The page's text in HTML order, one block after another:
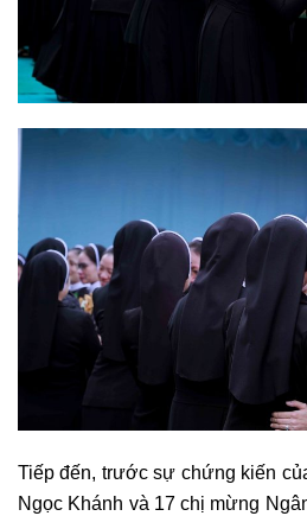
Tiếp đến, trước sự chứng kiến
Ngọc Khánh và 17 chị mừng